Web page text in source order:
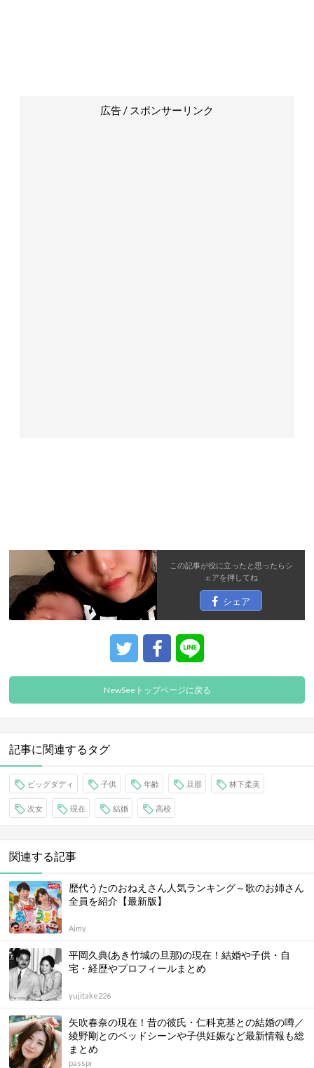
広告 / スポンサーリンク
この記事が役に立ったと思ったらシ
ェアを押してね
シェア
NewSeeトップページに戻る
記事に関連するタグ
ビッグダディ 子供 年齢 旦那 林下柔美
次女 現在 結婚 高校
関連する記事
歴代うたのおねえさん人気ランキング～歌のお姉さん
全員を紹介【最新版】
Aimy
平岡久典(あき竹城の旦那)の現在！結婚や子供・自
宅・経歴やプロフィールまとめ
yujitake226
矢吹春奈の現在！昔の彼氏・仁科克基との結婚の噂／
綾野剛とのベッドシーンや子供妊娠など最新情報も総
まとめ
passpi